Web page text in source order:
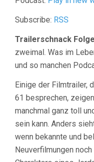
Subscribe: RSS
Trailerschnack
zweimal. Was im
und so manchen
Einige der Filmtrailer,
61 besprechen,
manchmal ganz toll
sein kann. Anders
wenn bekannte und
Neuverfilmungen